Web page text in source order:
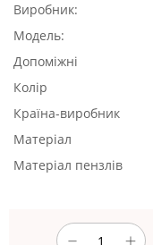
Виробник:
Модель:
Допоміжні
Колір
Країна-виробник
Матеріал
Матеріал пензлів